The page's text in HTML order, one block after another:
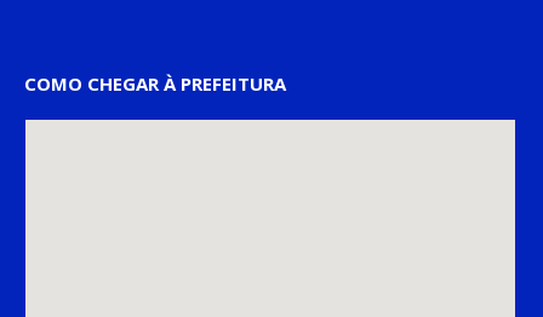
COMO CHEGAR À PREFEITURA